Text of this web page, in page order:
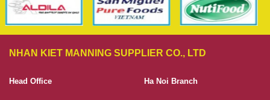
NHAN KIET MANNING SUPPLIER CO., LTD
Head Office Ha Noi Branch